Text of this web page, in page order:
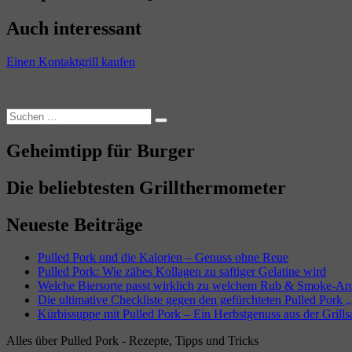
Auch interessant
Einen Kontaktgrill kaufen
Suchen
nach:
Suchen
Geheimtipp für Burger
Die beliebtesten Grillthermometer
Neueste Beiträge
Pulled Pork und die Kalorien – Genuss ohne Reue
Pulled Pork: Wie zähes Kollagen zu saftiger Gelatine wird
Welche Biersorte passt wirklich zu welchem Rub & Smoke-
Die ultimative Checkliste gegen den gefürchteten Pulled Pork
Kürbissuppe mit Pulled Pork – Ein Herbstgenuss aus der
Alles über Pulled Pork - Rezepte, Tipps und Tricks